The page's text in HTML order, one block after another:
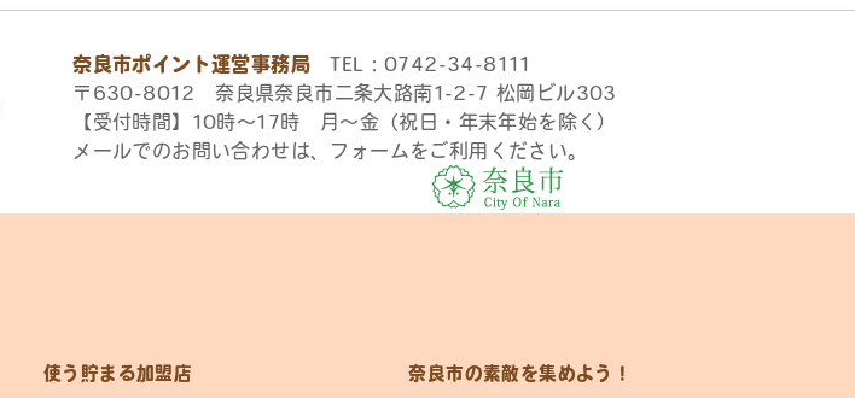
奈良市ポイント運営事務局 TEL：0742-34-8111
〒630-8012 奈良県奈良市二条大路南1-2-7 松岡ビル303
【受付時間】10時〜17時 月〜金（祝日・年末年始を除く）
メールでのお問い合わせは、フォームをご利用ください。
使う貯まる加盟店 奈良市の素敵を集めよう！